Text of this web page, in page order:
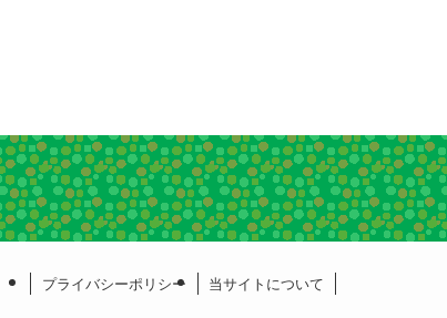
プライバシーポリシー 当サイトについて